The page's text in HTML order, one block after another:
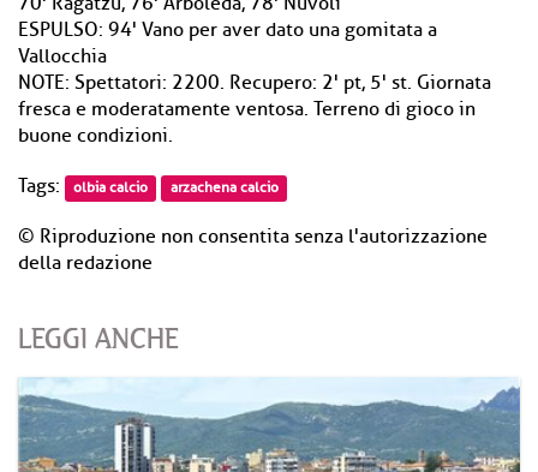
ESPULSO: 94' Vano per aver dato una gomitata a
Vallocchia
NOTE: Spettatori: 2200. Recupero: 2' pt, 5' st. Giornata
fresca e moderatamente ventosa. Terreno di gioco in
buone condizioni.
Tags: olbia calcio arzachena calcio
© Riproduzione non consentita senza l'autorizzazione
della redazione
LEGGI ANCHE